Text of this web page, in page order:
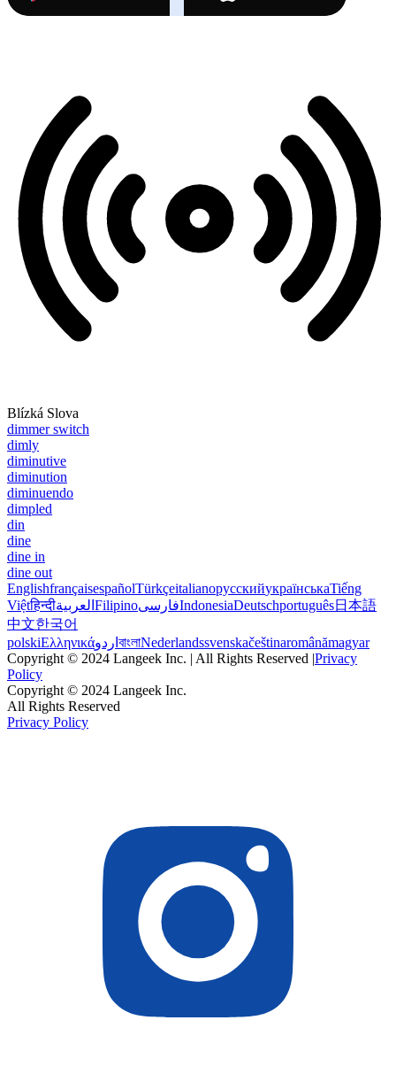
Blízká Slova
dimmer switch
dimly
diminutive
diminution
diminuendo
dimpled
din
dine
dine in
dine out
EnglishfrançaisespañolTürkçeitalianoрусскийукраїнськаTiếng
Việtहिन्दीالعربية FilipinoفارسیIndonesiaDeutschportuguês日本語
中文한국어
polskiΕλληνικάاردو বাংলাNederlandssvenskačeštinaromânămagyar
Copyright © 2024 Langeek Inc. | All Rights Reserved |Privacy
Policy
Copyright © 2024 Langeek Inc.
All Rights Reserved
Privacy Policy